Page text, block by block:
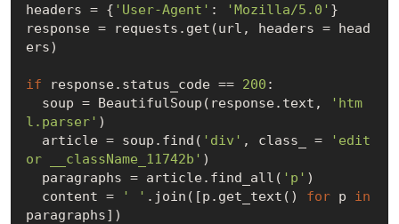
headers = { 'User-Agent' : 'Mozilla/5.0' }
response = requests.get(url, headers = head
ers)
if response.status_code == 200 :
  soup = BeautifulSoup(response.text,
'htm
l.parser' )
  article = soup.find(
'div' , class_ =
'edit
or __className_11742b' )
  paragraphs = article.find_all(
'p' )
  content =
' ' .join([p.get_text() for p in
paragraphs])